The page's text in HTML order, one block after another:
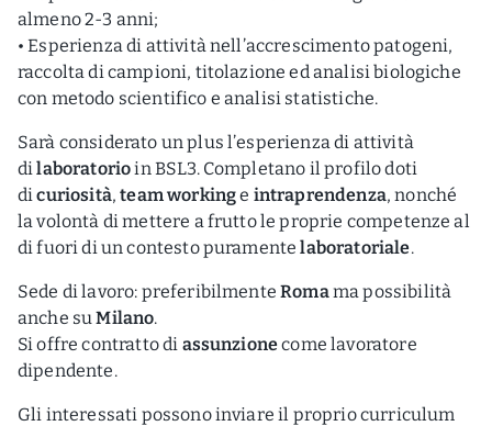
almeno 2-3 anni;
• Esperienza di attività nell’accrescimento patogeni,
raccolta di campioni, titolazione ed analisi biologiche
con metodo scientifico e analisi statistiche.
Sarà considerato un plus l’esperienza di attività
dilaboratorioin BSL3. Completano il profilo doti
dicuriosità,team workinge intraprendenza, nonché
la volontà di mettere a frutto le proprie competenze al
di fuori di un contesto puramentelaboratoriale.
Sede di lavoro: preferibilmenteRomama possibilità
anche suMilano.
Si offre contratto di assunzionecome lavoratore
dipendente.
Gli interessati possono inviare il proprio curriculum